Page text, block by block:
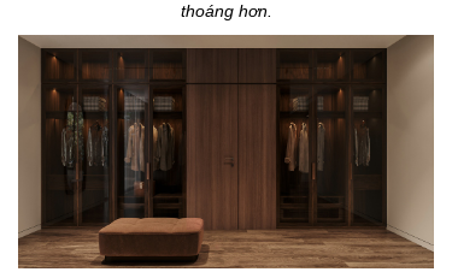
thoáng hơn.